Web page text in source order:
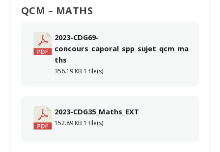
QCM – MATHS
2023-CDG69-
concours_caporal_spp_sujet_qcm_ma
ths
356.19 KB 1 file(s)
2023-CDG35_Maths_EXT
152.89 KB 1 file(s)